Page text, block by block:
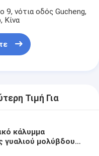
νότια οδός Gucheng,
Κίνα
Τιμή Για
κάλυμμα
γυαλιού μολύβδου